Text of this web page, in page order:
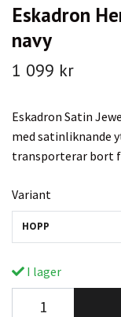
Eskadron
navy
1 099 kr
Eskadron Satin
med satinliknande
transporterar bort
Variant
HOPP
I lager